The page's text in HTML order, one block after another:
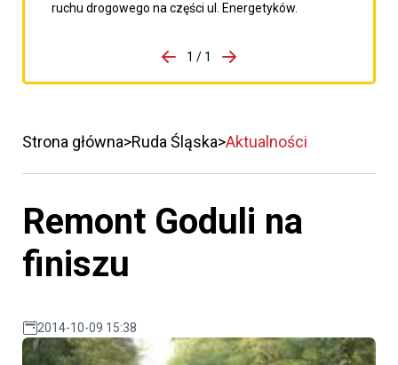
ruchu drogowego na części ul. Energetyków.
porzpedniego komunikatu
1 / 1
Przejdź do następnego
Strona główna Ruda Śląska Aktualności
Remont Goduli na
finiszu
2014-10-09 15:38